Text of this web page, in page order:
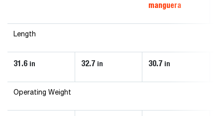
manguera
Length
31.6 in 32.7 in 30.7 in
Operating Weight